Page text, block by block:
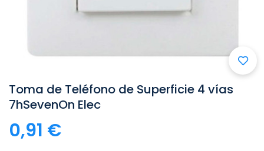
Toma de Teléfono de Superficie 4 vías
7hSevenOn Elec
0,91 €